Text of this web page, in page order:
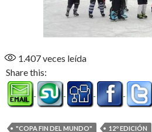
1.407veces leída
Share this:
"COPA FIN DEL MUNDO" 12º EDICIÓN